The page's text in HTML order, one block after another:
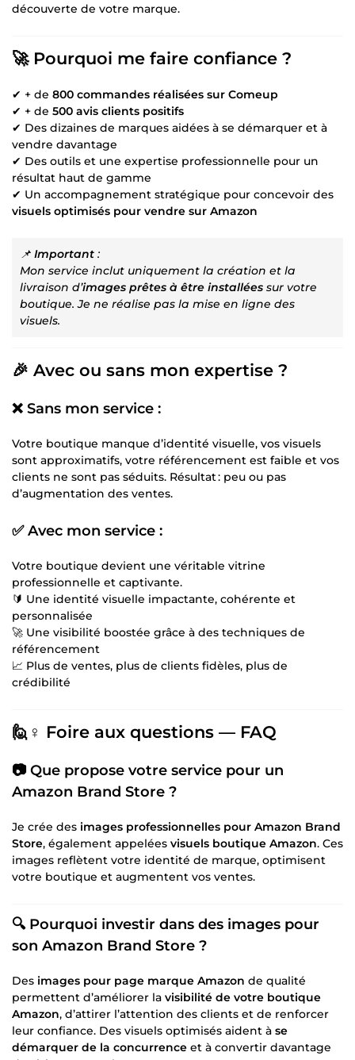
découverte de votre marque.
🚀 Pourquoi me faire confiance ?
✔ + de 800 commandes réalisées sur Comeup
✔ + de 500 avis clients positifs
✔ Des dizaines de marques aidées à se démarquer et à
vendre davantage
✔ Des outils et une expertise professionnelle pour un
résultat haut de gamme
✔ Un accompagnement stratégique pour concevoir des
visuels optimisés pour vendre sur Amazon
📌 Important :
Mon service inclut uniquement la création et la
livraison d’images prêtes à être installées sur votre
boutique. Je ne réalise pas la mise en ligne des
visuels.
🎉 Avec ou sans mon expertise ?
❌ Sans mon service :
Votre boutique manque d’identité visuelle, vos visuels
sont approximatifs, votre référencement est faible et vos
clients ne sont pas séduits. Résultat : peu ou pas
d’augmentation des ventes.
✅ Avec mon service :
Votre boutique devient une véritable vitrine
professionnelle et captivante.
🔰 Une identité visuelle impactante, cohérente et
personnalisée
🚀 Une visibilité boostée grâce à des techniques de
référencement
📈 Plus de ventes, plus de clients fidèles, plus de
crédibilité
🙋♀️ Foire aux questions — FAQ
📷 Que propose votre service pour un
Amazon Brand Store ?
Je crée des images professionnelles pour Amazon Brand
Store, également appelées visuels boutique Amazon. Ces
images reflètent votre identité de marque, optimisent
votre boutique et augmentent vos ventes.
🔍 Pourquoi investir dans des images pour
son Amazon Brand Store ?
Des images pour page marque Amazon de qualité
permettent d’améliorer la visibilité de votre boutique
Amazon, d’attirer l’attention des clients et de renforcer
leur confiance. Des visuels optimisés aident à se
démarquer de la concurrence et à convertir davantage